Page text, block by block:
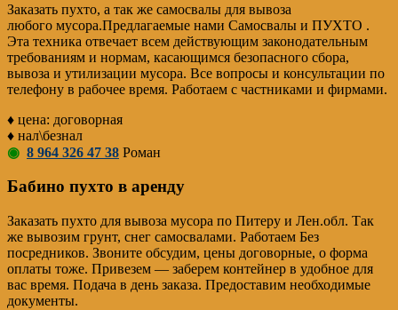
Заказать пухто, а так же самосвалы для вывоза
любого мусора.Предлагаемые нами Самосвалы и ПУХТО .
Эта техника отвечает всем действующим законодательным
требованиям и нормам, касающимся безопасного сбора,
вывоза и утилизации мусора. Все вопросы и консультации по
телефону в рабочее время. Работаем с частниками и фирмами.
♦ цена: договорная
♦ нал\безнал
◉ 8 964 326 47 38 Роман
Бабино пухто в аренду
Заказать пухто для вывоза мусора по Питеру и Лен.обл. Так
же вывозим грунт, снег самосвалами. Работаем Без
посредников. Звоните обсудим, цены договорные, о форма
оплаты тоже. Привезем — заберем контейнер в удобное для
вас время. Подача в день заказа. Предоставим необходимые
документы.